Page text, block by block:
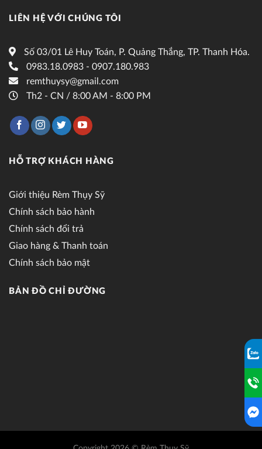
LIÊN HỆ VỚI CHÚNG TÔI
Số 03/01 Lê Huy Toán, P. Quảng Thắng, TP. Thanh Hóa.
0983.18.0983 - 0907.180.983
remthuysy@gmail.com
Th2 - CN / 8:00 AM - 8:00 PM
HỖ TRỢ KHÁCH HÀNG
Giới thiệu Rèm Thụy Sỹ
Chính sách bảo hành
Chính sách đổi trả
Giao hàng & Thanh toán
Chính sách bảo mật
BẢN ĐỒ CHỈ ĐƯỜNG